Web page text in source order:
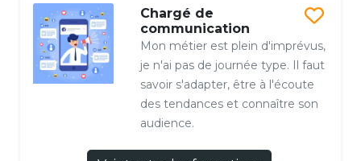
Chargé de
communication
Mon métier est plein d'imprévus,
je n'ai pas de journée type. Il faut
savoir s'adapter, être à l'écoute
des tendances et connaître son
audience.